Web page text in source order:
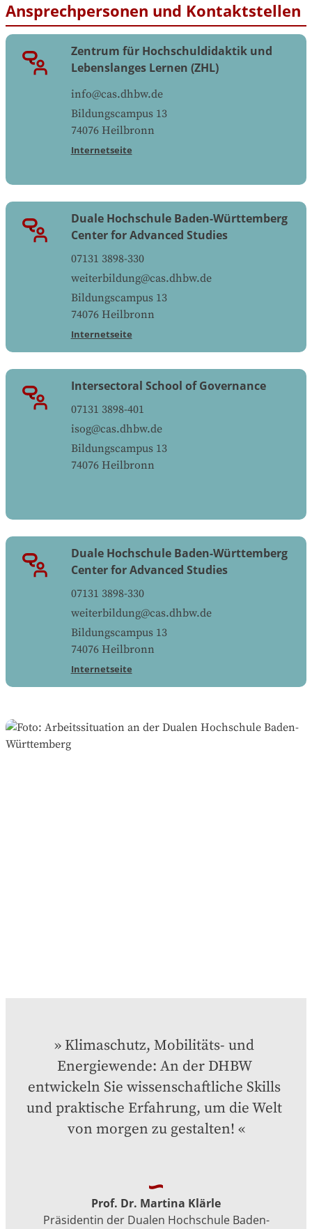
Ansprechpersonen und Kontaktstellen
Zentrum für Hochschuldidaktik und
Lebenslanges Lernen (ZHL)
info@cas.dhbw.de
Bildungscampus 13
74076 Heilbronn
Internetseite
Duale Hochschule Baden-Württemberg
Center for Advanced Studies
07131 3898-330
weiterbildung@cas.dhbw.de
Bildungscampus 13
74076 Heilbronn
Internetseite
Intersectoral School of Governance
07131 3898-401
isog@cas.dhbw.de
Bildungscampus 13
74076 Heilbronn
Duale Hochschule Baden-Württemberg
Center for Advanced Studies
07131 3898-330
weiterbildung@cas.dhbw.de
Bildungscampus 13
74076 Heilbronn
Internetseite
Klimaschutz, Mobilitäts- und
Energiewende: An der DHBW
entwickeln Sie wissenschaftliche Skills
und praktische Erfahrung, um die Welt
von morgen zu gestalten!
Prof. Dr. Martina Klärle
Präsidentin der Dualen Hochschule Baden-